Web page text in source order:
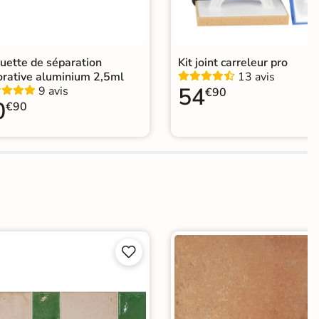
de séparation
aluminium 2,5ml
9 avis
€90
Kit joint carreleur pro
13 avis
54€90

